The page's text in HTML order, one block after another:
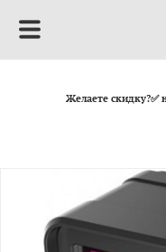
Желаете скидку?✅